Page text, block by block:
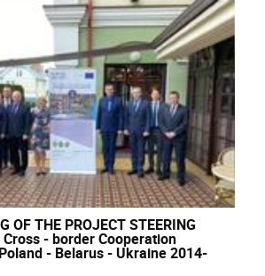
OF THE PROJECT STEERING
Cross - border Cooperation
- Belarus - Ukraine 2014-